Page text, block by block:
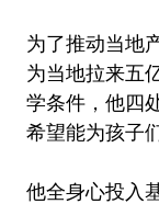
为了推动当地
为当地拉来五
学条件，他四
希望能为孩子
他全身心投入